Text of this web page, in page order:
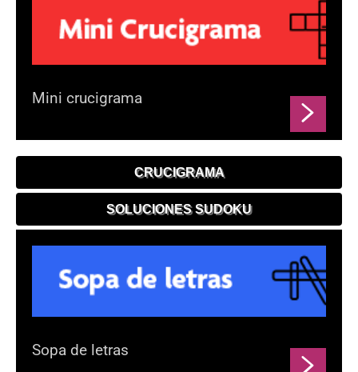
Mini crucigrama
CRUCIGRAMA
SOLUCIONES SUDOKU
Sopa de letras